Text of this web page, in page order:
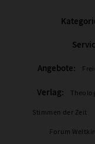
Angebote:
Verlag:
Stimmen der Zeit
Forum